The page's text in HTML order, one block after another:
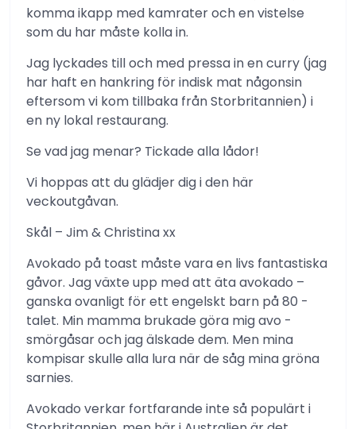
komma ikapp med kamrater och en vistelse
som du har måste kolla in.
Jag lyckades till och med pressa in en curry (jag
har haft en hankring för indisk mat någonsin
eftersom vi kom tillbaka från Storbritannien) i
en ny lokal restaurang.
Se vad jag menar? Tickade alla lådor!
Vi hoppas att du glädjer dig i den här
veckoutgåvan.
Skål – Jim & Christina xx
Avokado på toast måste vara en livs fantastiska
gåvor. Jag växte upp med att äta avokado –
ganska ovanligt för ett engelskt barn på 80 -
talet. Min mamma brukade göra mig avo -
smörgåsar och jag älskade dem. Men mina
kompisar skulle alla lura när de såg mina gröna
sarnies.
Avokado verkar fortfarande inte så populärt i